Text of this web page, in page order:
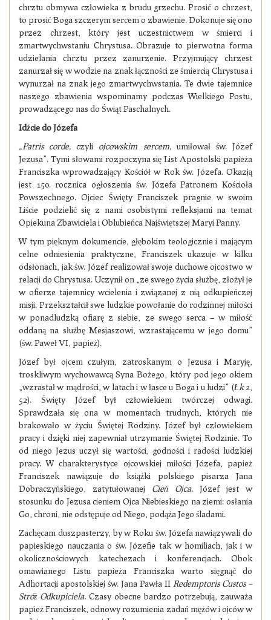
chrztu obmywa człowieka z brudu grzechu. Prosić o chrzest,
to prosić Boga szczerym sercem o zbawienie. Dokonuje się ono
przez chrzest, który jest uczestnictwem w śmierci i
zmartwychwstaniu Chrystusa. Obrazuje to pierwotna forma
udzielania chrztu przez zanurzenie. Przyjmujący chrzest
zanurzał się w wodzie na znak łączności ze śmiercią Chrystusa i
wynurzał na znak jego zmartwychwstania. Te dwie tajemnice
naszego zbawienia wspominamy podczas Wielkiego Postu,
prowadzącego nas do Świąt Paschalnych.
Idźcie do Józefa
„Patris corde,czyli ojcowskim sercem, umiłował św. Józef
Jezusa”. Tymi słowami rozpoczyna się List Apostolski papieża
Franciszka wprowadzający Kościół w Rok św. Józefa. Okazją
jest 150. rocznica ogłoszenia św. Józefa Patronem Kościoła
Powszechnego. Ojciec Święty Franciszek pragnie w swoim
Liście podzielić się z nami osobistymi refleksjami na temat
Opiekuna Zbawiciela i Oblubieńca Najświętszej Maryi Panny.
W tym pięknym dokumencie, głębokim teologicznie i mającym
celne odniesienia praktyczne, Franciszek ukazuje w kilku
odsłonach, jak św. Józef realizował swoje duchowe ojcostwo w
relacji do Chrystusa. Uczynił on „ze swego życia służbę, złożył je
w ofierze tajemnicy wcielenia i związanej z nią odkupieńczej
misji. Przekształcił swe ludzkie powołanie do rodzinnej miłości
w ponadludzką ofiarę z siebie, ze swego serca – w miłość
oddaną na służbę Mesjaszowi, wzrastającemu w jego domu”
(św. Paweł VI, papież).
Józef był ojcem czułym, zatroskanym o Jezusa i Maryję,
troskliwym wychowawcą Syna Bożego, który pod jego okiem
„wzrastał w mądrości, w latach i w łasce u Boga i u ludzi” (Łk2,
52). Święty Józef był człowiekiem twórczej odwagi.
Sprawdzała się ona w momentach trudnych, których nie
brakowało w życiu Świętej Rodziny. Józef był człowiekiem
pracy i dzięki niej zapewniał utrzymanie Świętej Rodzinie. To
od niego Jezus uczył się wartości, godności i radości ludzkiej
pracy. W charakterystyce ojcowskiej miłości Józefa, papież
Franciszek nawiązuje do książki polskiego pisarza Jana
Dobraczyńskiego, zatytułowanej Cień Ojca. Józef jest w
stosunku do Jezusa cieniem Ojca Niebieskiego na ziemi: osłania
Go, chroni, nie odstępuje od Niego, podąża Jego śladami.
Zachęcam duszpasterzy, by w Roku św. Józefa nawiązywali do
papieskiego nauczania o św. Józefie tak w homiliach, jak i w
okolicznościowych katechezach i konferencjach. Obok
omawianego Listu papieża Franciszka warto sięgnąć do
Adhortacji apostolskiej św. Jana Pawła II Redemptoris Custos –
Stróż Odkupiciela. Czasy obecne bardzo potrzebują, zauważa
papież Franciszek, odnowy rozumienia zadań mężów i ojców w